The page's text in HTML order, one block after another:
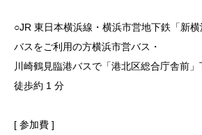
○JR 東日本横浜線・横浜市営地下鉄「新
バスをご利用の方横浜市営バス・
川崎鶴見臨港バスで「港北区総合庁舎前」
徒歩約 1 分
[ 参加費 ]